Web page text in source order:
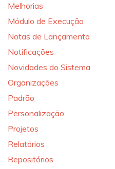
Melhorias
Módulo de Execução
Notas de Lançamento
Notificações
Novidades do Sistema
Organizações
Padrão
Personalização
Projetos
Relatórios
Repositórios